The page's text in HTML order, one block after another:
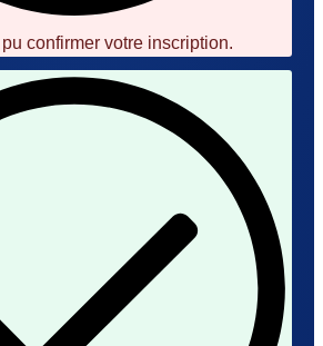
confirmer votre inscription.